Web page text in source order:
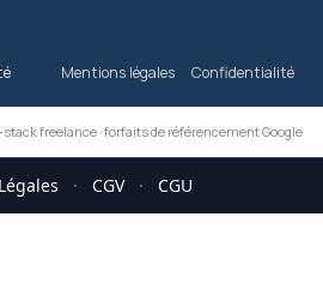
Mentions légales Confidentialité
freelance·forfaits de référencement Google
· CGV · CGU